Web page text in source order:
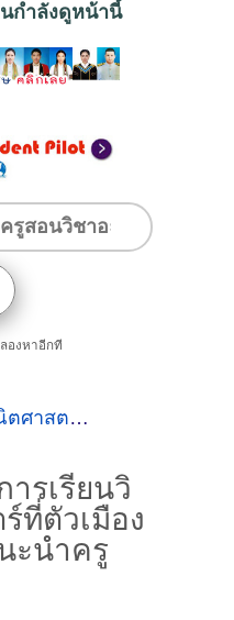
กำลังดูหน้านี้
องหาอีกที
ศาสตร์ »
รเรียนวิ
ที่ตัวเมือง
ะนำครู